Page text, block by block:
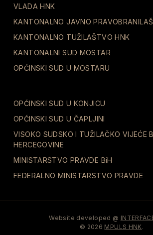
VLADA HNK
KANTONALNO JAVNO
KANTONALNO TUŽILAŠTVO HNK
KANTONALNI SUD MOSTAR
OPĆINSKI SUD U MOSTARU
OPĆINSKI SUD U KONJICU
OPĆINSKI SUD U ČAPLJINI
VISOKO SUDSKO I TUŽILAČKO VIJEĆE
HERCEGOVINE
MINISTARSTVO PRAVDE BiH
FEDERALNO MINISTARSTVO PRAVDE
Website developed @
© 2026 MPULS HNK .